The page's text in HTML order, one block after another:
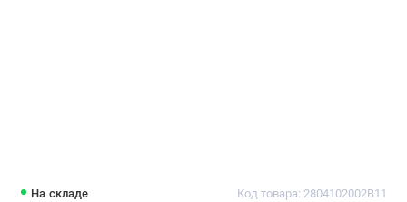
На складе Код товара: 2804102002B11